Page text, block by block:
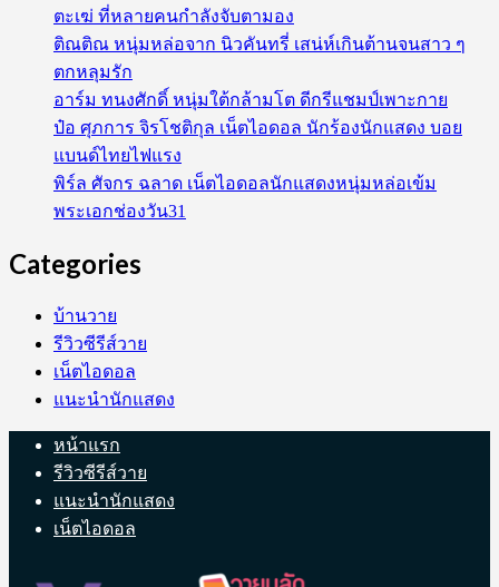
ตะเฆ่ ที่หลายคนกำลังจับตามอง
ติณติณ หนุ่มหล่อจาก นิวคันทรี่ เสน่ห์เกินต้านจนสาว ๆ
ตกหลุมรัก
อาร์ม ทนงศักดิ์ หนุ่มใต้กล้ามโต ดีกรีแชมป์เพาะกาย
ป๋อ ศุภการ จิรโชติกุล เน็ตไอดอล นักร้องนักแสดง บอย
แบนด์ไทยไฟแรง
พิร์ล ศัจกร ฉลาด เน็ตไอดอลนักแสดงหนุ่มหล่อเข้ม
พระเอกช่องวัน31
Categories
บ้านวาย
รีวิวซีรีส์วาย
เน็ตไอดอล
แนะนำนักแสดง
หน้าแรก
รีวิวซีรีส์วาย
แนะนำนักแสดง
เน็ตไอดอล